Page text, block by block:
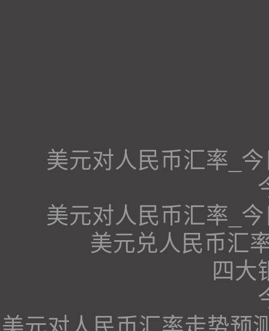
美元对人民币汇率_
美元对人民币汇率_
美元兑人民币汇
四大
美元对人民币汇率走势预